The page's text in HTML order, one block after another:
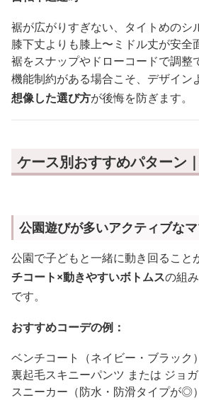
裾が広がりすぎない、タイトめのシ
膝下丈よりも膝上〜ミドル丈が安
裾をスナップやドローコードで調整
機能制約がある場合こそ、デザイン
想像した選び方が後悔を防ぎます。
ケース別おすすめパターン
公園遊びが多いアクティブな
公園で子どもと一緒に動き回ること
チコート×動きやすいボトムスの組
です。
おすすめコーデの例：
ベンチコート（ネイビー・ブラック）
裏起毛スキニーパンツ または ジョ
スニーカー（防水・防滑タイプが◎）